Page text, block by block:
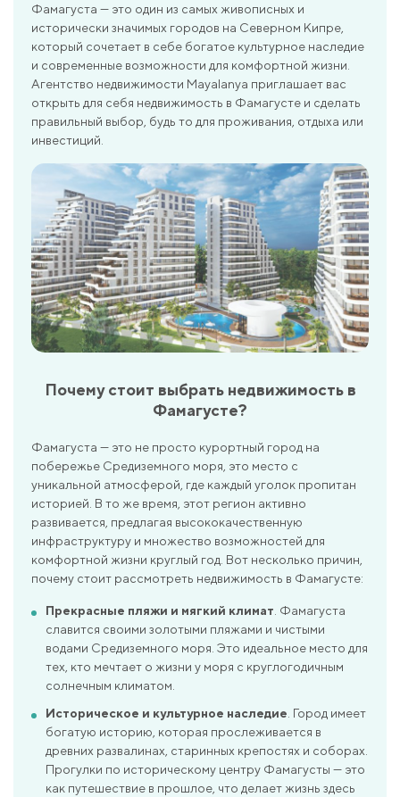
Фамагуста — это один из самых живописных и
исторически значимых городов на Северном Кипре,
который сочетает в себе богатое культурное наследие
и современные возможности для комфортной жизни.
Агентство недвижимости Mayalanya приглашает вас
открыть для себя недвижимость в Фамагусте и сделать
правильный выбор, будь то для проживания, отдыха или
инвестиций.
Почему стоит выбрать недвижимость в
Фамагусте?
Фамагуста — это не просто курортный город на
побережье Средиземного моря, это место с
уникальной атмосферой, где каждый уголок пропитан
историей. В то же время, этот регион активно
развивается, предлагая высококачественную
инфраструктуру и множество возможностей для
комфортной жизни круглый год. Вот несколько причин,
почему стоит рассмотреть недвижимость в Фамагусте:
Прекрасные пляжи и мягкий климат. Фамагуста
славится своими золотыми пляжами и чистыми
водами Средиземного моря. Это идеальное место для
тех, кто мечтает о жизни у моря с круглогодичным
солнечным климатом.
Историческое и культурное наследие. Город имеет
богатую историю, которая прослеживается в
древних развалинах, старинных крепостях и соборах.
Прогулки по историческому центру Фамагусты — это
как путешествие в прошлое, что делает жизнь здесь